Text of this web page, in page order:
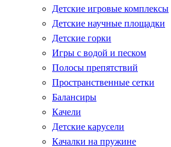
Детские игровые комплексы
Детские научные площадки
Детские горки
Игры с водой и песком
Полосы препятствий
Пространственные сетки
Балансиры
Качели
Детские карусели
Качалки на пружине